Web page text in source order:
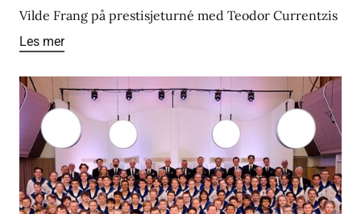
Vilde Frang på prestisjeturné med Teodor Currentzis
Les mer